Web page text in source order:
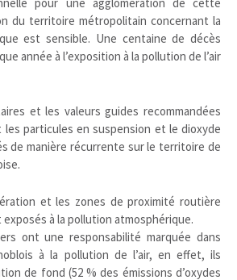
du territoire métropolitain concernant la
est sensible. Une centaine de décès
année à l’exposition à la pollution de l’air
et les valeurs guides recommandées
les particules en suspension et le dioxyde
de manière récurrente sur le territoire de
et les zones de proximité routière
à la pollution atmosphérique.
ont une responsabilité marquée dans
à la pollution de l’air, en effet, ils
de fond (52 % des émissions d’oxydes